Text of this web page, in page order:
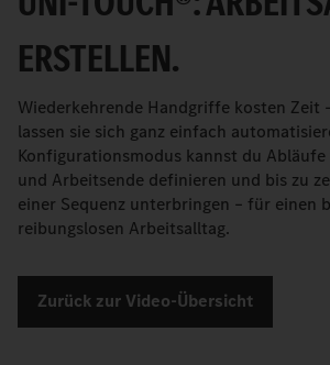
ERSTELLEN.
Wiederkehrende Handgriffe kosten Zeit
lassen sie sich ganz einfach
Konfigurationsmodus kannst du
und Arbeitsende definieren und bis zu
einer Sequenz unterbringen – für einen
reibungslosen Arbeitsalltag.
Zurück zur Video-Übersicht